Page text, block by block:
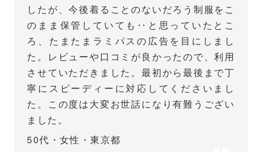
したが、今後着ることのないだろう制服をこ
のまま保管していても‥と思っていたとこ
ろ、たまたまラミパスの広告を目にしまし
た。レビューや口コミが良かったので、利用
させていただきました。最初から最後まで丁
寧にスピーディーに対応してくださいまし
た。この度は大変お世話になり有難うござい
ました。
50代・女性・東京都